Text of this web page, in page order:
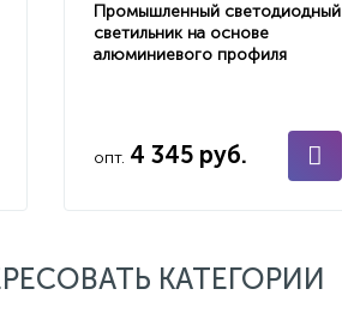
Промышленный светодиодный
светильник на основе
алюминиевого профиля
опт. 4 345 руб.
КАТЕГОРИИ